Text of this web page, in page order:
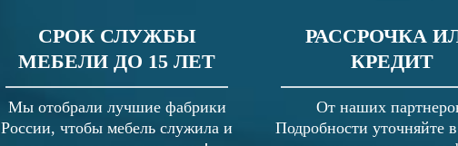
СРОК СЛУЖБЫ
МЕБЕЛИ ДО 15 ЛЕТ
Мы отобрали лучшие фабрики
России, чтобы мебель служила и
РАССРОЧКА
КРЕДИТ
От наших
Подробности уточняйте